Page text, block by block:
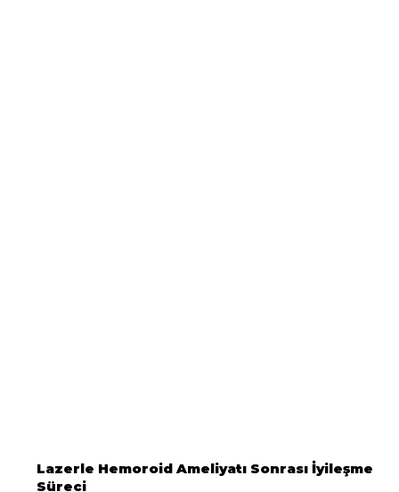
Lazerle Hemoroid Ameliyatı Sonrası İyileşme
Süreci